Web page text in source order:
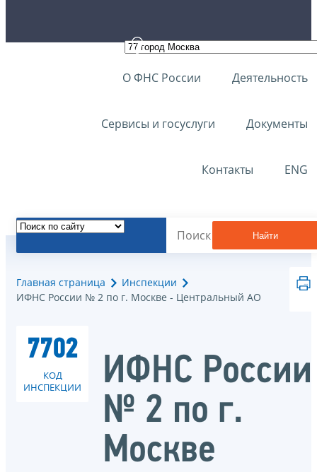
О ФНС России Деятельность
Сервисы и госуслуги Документы
Контакты ENG
Найти
Главная страница
Инспекции
ИФНС России № 2 по г. Москве - Центральный АО
7702
КОД
ИНСПЕКЦИИ
ИФНС России
№ 2 по г.
Москве